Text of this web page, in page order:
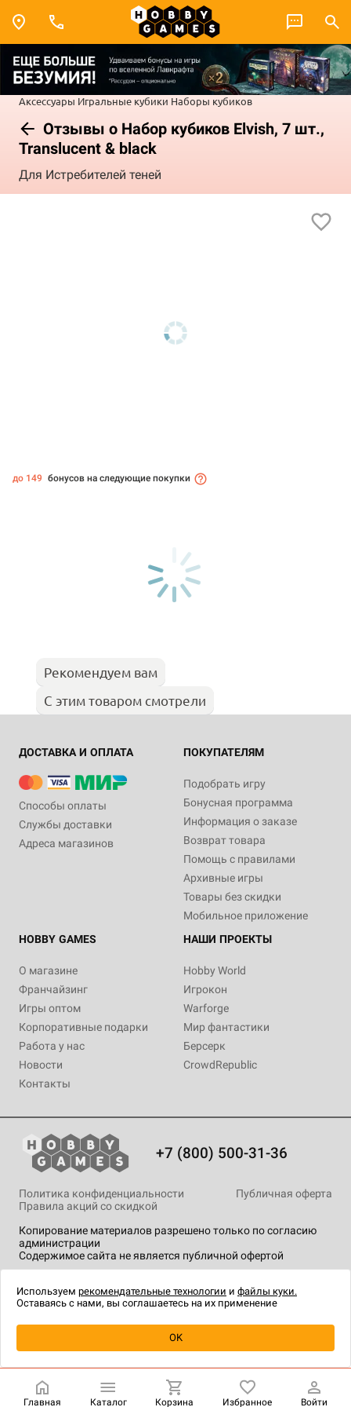
Аксессуары Игральные кубики Наборы кубиков
Отзывы о Набор кубиков Elvish, 7 шт.,
Translucent & black
Для Истребителей теней
Уведомить о наличии
до 149 бонусов на следующие покупки
Рекомендуем вам
С этим товаром смотрели
ДОСТАВКА И ОПЛАТА
Способы оплаты
Службы доставки
Адреса магазинов
ПОКУПАТЕЛЯМ
Подобрать игру
Бонусная программа
Информация о заказе
Возврат товара
Помощь с правилами
Архивные игры
Товары без скидки
Мобильное приложение
HOBBY GAMES
О магазине
Франчайзинг
Игры оптом
Корпоративные подарки
Работа у нас
Новости
Контакты
НАШИ ПРОЕКТЫ
Hobby World
Игрокон
Warforge
Мир фантастики
Берсерк
CrowdRepublic
+7 (800) 500-31-36
Копирование материалов разрешено только по согласию
администрации
Содержимое сайта не является публичной офертой
Политика конфиденциальности
Публичная оферта
Правила акций со скидкой
технологии.
Главная Каталог Корзина Избранное Войти
Используем рекомендательные технологии и файлы куки.
Оставаясь с нами, вы соглашаетесь на их применение
OK